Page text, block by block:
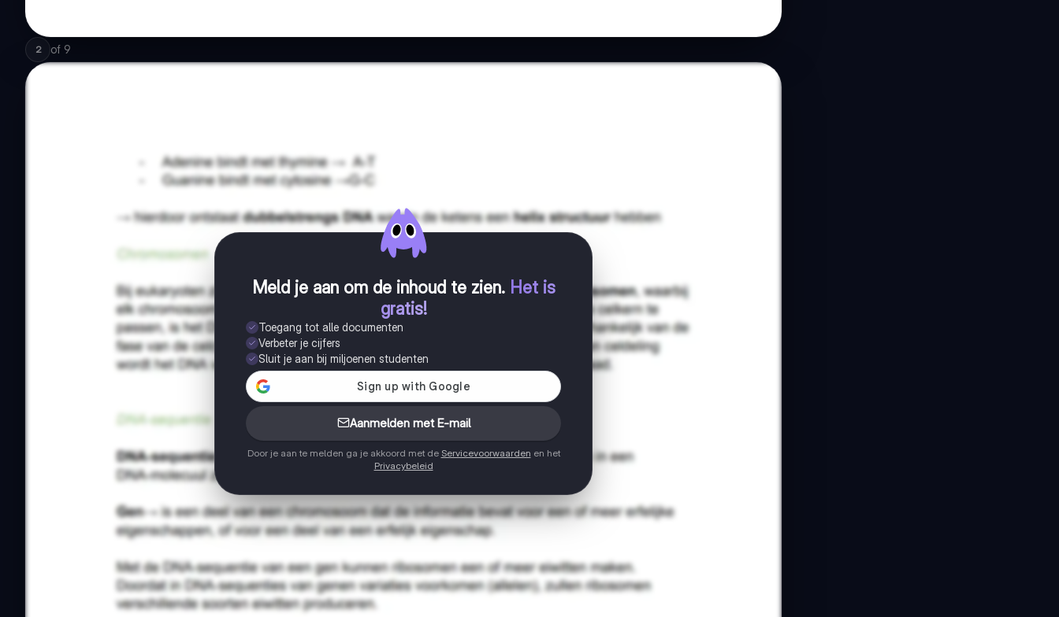
2 of 9
Meld je aan om de inhoud te zien. Het is
gratis!
Toegang tot alle documenten
Verbeter je cijfers
Sluit je aan bij miljoenen studenten
Aanmelden met E-mail
Door je aan te melden ga je akkoord met de Servicevoorwaarden en het
Privacybeleid